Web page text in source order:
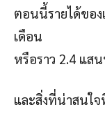
ตอนนี้รายได้ขอ
เดือน
หรือราว 2.4 แส
และสิ่งที่น่าสนใจ